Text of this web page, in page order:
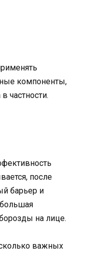
компоненты,
частности.
после
барьер и
на лице.
важных